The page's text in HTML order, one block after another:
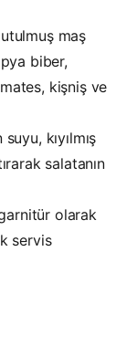
maş
biber,
kişniş ve
kıyılmış
salatanın
olarak
servis